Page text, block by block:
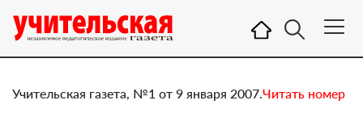
Учительская газета, №1 от 9 января 2007.Читать номер